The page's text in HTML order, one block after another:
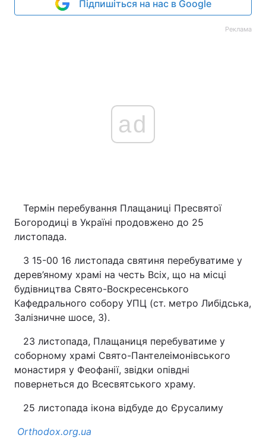
Підпишіться на нас в Google
Реклама
ad
Термін перебування Плащаниці Пресвятої
Богородиці в Україні продовжено до 25
листопада.
З 15-00 16 листопада святиня перебуватиме у
дерев’яному храмі на честь Всіх, що на місці
будівництва Свято-Воскресенського
Кафедрального собору УПЦ (ст. метро Либідська,
Залізничне шосе, 3).
23 листопада, Плащаниця перебуватиме у
соборному храмі Свято-Пантелеімонівського
монастиря у Феофанії, звідки опівдні
повернеться до Всесвятського храму.
25 листопада ікона відбуде до Єрусалиму
Оrthodox.org.ua